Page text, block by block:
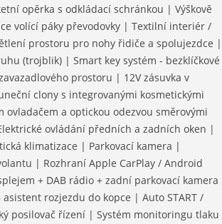
opěrka s odkládací schránkou | Výškově
volící páky převodovky | Textilní interiér /
prostoru pro nohy řidiče a spolujezdce |
(trojblik) | Smart key systém - bezklíčkové
prostoru | 12V zásuvka v
clony s integrovanými kosmetickými
a optickou odezvou směrovými
ovládání předních a zadních oken |
klimatizace | Parkovací kamera |
| Rozhraní Apple CarPlay / Android
+ DAB rádio + zadní parkovací kamera
rozjezdu do kopce | Auto START /
posilovač řízení | Systém monitoringu tlaku